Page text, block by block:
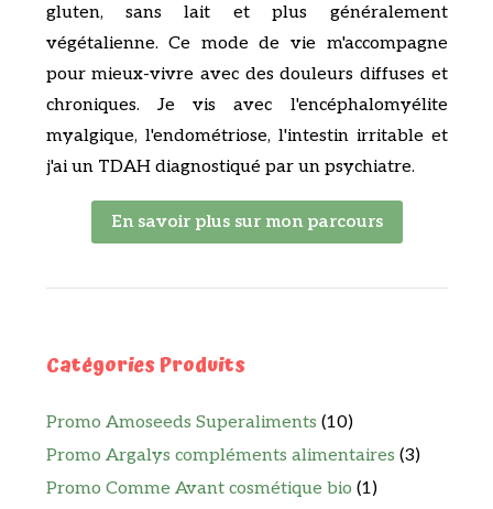
gluten, sans lait et plus généralement
végétalienne. Ce mode de vie m'accompagne
pour mieux-vivre avec des douleurs diffuses et
chroniques. Je vis avec l'encéphalomyélite
myalgique, l'endométriose, l'intestin irritable et
j'ai un TDAH diagnostiqué par un psychiatre.
En savoir plus sur mon parcours
Catégories Produits
Promo Amoseeds Superaliments (10)
Promo Argalys compléments alimentaires (3)
Promo Comme Avant cosmétique bio (1)